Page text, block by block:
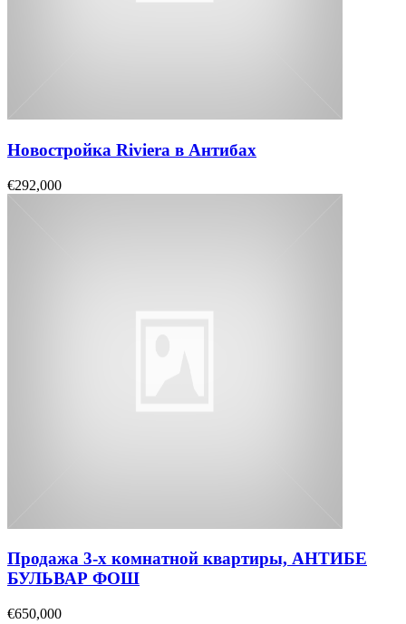
Новостройка Riviera в Антибах
€292,000
Продажа 3-х комнатной квартиры, АНТИБЕ
БУЛЬВАР ФОШ
€650,000